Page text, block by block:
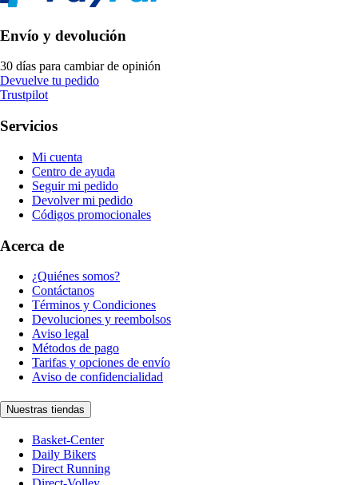
Envío y devolución
30 días para cambiar de opinión
Devuelve tu pedido
Trustpilot
Servicios
Mi cuenta
Centro de ayuda
Seguir mi pedido
Devolver mi pedido
Códigos promocionales
Acerca de
¿Quiénes somos?
Contáctanos
Términos y Condiciones
Devoluciones y reembolsos
Aviso legal
Métodos de pago
Tarifas y opciones de envío
Aviso de confidencialidad
Nuestras tiendas
Basket-Center
Daily Bikers
Direct Running